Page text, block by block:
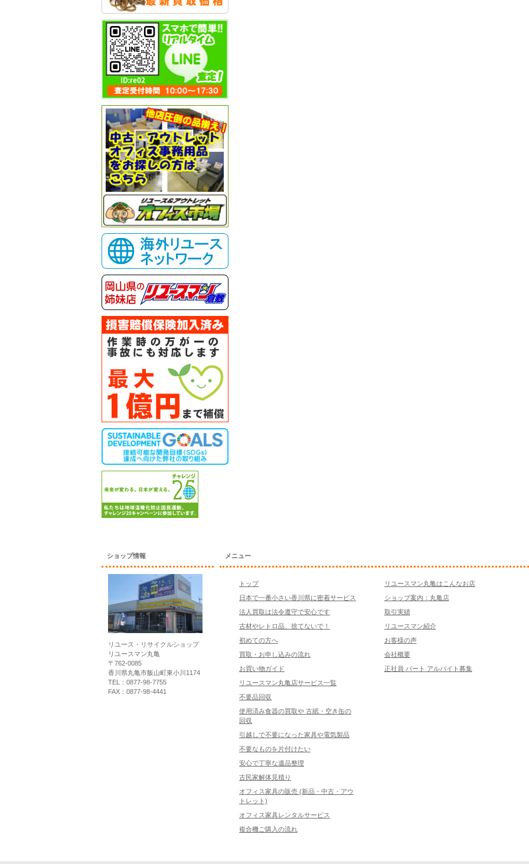
ショップ情報
リユース・リサイクルショップ
リユースマン丸亀
〒762-0085
香川県丸亀市飯山町東小川1174
TEL：0877-98-7755
FAX：0877-98-4441
メニュー
トップ
日本で一番小さい香川県に密着サービス
法人買取は法令遵守で安心です
古材やレトロ品、捨てないで！
初めての方へ
買取・お申し込みの流れ
お買い物ガイド
リユースマン丸亀店サービス一覧
不要品回収
使用済み食器の買取や 古紙・空き缶の
回収
引越しで不要になった家具や電気製品
不要なものを片付けたい
安心で丁寧な遺品整理
古民家解体見積り
オフィス家具の販売 (新品・中古・アウ
トレット)
オフィス家具レンタルサービス
複合機ご購入の流れ
リユースマン丸亀はこんなお店
ショップ案内：丸亀店
取引実績
リユースマン紹介
お客様の声
会社概要
正社員 パート アルバイト募集